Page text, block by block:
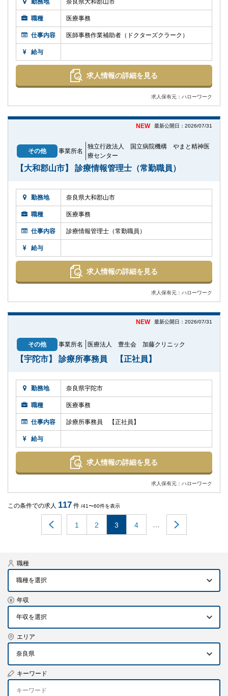
勤務地 奈良県大和郡山市
職種 医療事務
仕事内容 医師事務作業補助者（ドクターズクラーク）
給与
求人情報の詳細を見る
求人保有元：ハローワーク
NEW 最新公開日：2026/07/31
その他 事業所名
独立行政法人 国立病院機構 やまと精神医
療センター
【大和郡山市】 診療情報管理士（常勤職員）
勤務地 奈良県大和郡山市
職種 医療事務
仕事内容 診療情報管理士（常勤職員）
給与
求人情報の詳細を見る
求人保有元：ハローワーク
NEW 最新公開日：2026/07/31
その他 事業所名 医療法人 豊生会 加藤クリニック
【宇陀市】 診療所事務員 【正社員】
勤務地 奈良県宇陀市
職種 医療事務
仕事内容 診療所事務員 【正社員】
給与
求人情報の詳細を見る
求人保有元：ハローワーク
この条件での求人 117 件 /41〜60件を表示
1 2 3 4
職種
職種を選択
年収
エリア
奈良県
キーワード